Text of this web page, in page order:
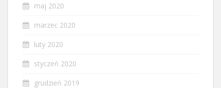
maj 2020
marzec 2020
luty 2020
styczeń 2020
grudzień 2019